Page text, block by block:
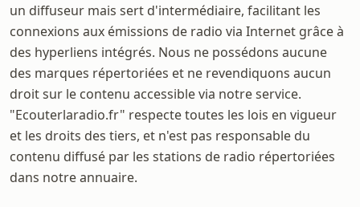
un diffuseur mais sert d'intermédiaire, facilitant les
connexions aux émissions de radio via Internet grâce à
des hyperliens intégrés. Nous ne possédons aucune
des marques répertoriées et ne revendiquons aucun
droit sur le contenu accessible via notre service.
"Ecouterlaradio.fr" respecte toutes les lois en vigueur
et les droits des tiers, et n'est pas responsable du
contenu diffusé par les stations de radio répertoriées
dans notre annuaire.